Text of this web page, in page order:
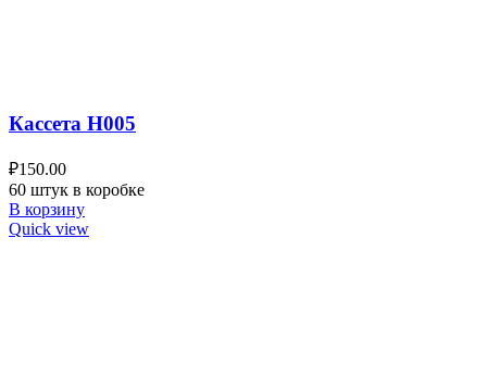
Кассета H005
₽150.00
60 штук в коробке
В корзину
Quick view